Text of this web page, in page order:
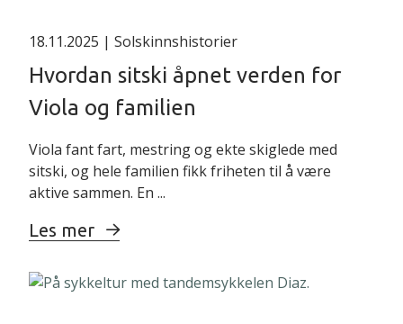
18.11.2025 | Solskinnshistorier
Hvordan sitski åpnet verden for
Viola og familien
Viola fant fart, mestring og ekte skiglede med
sitski, og hele familien fikk friheten til å være
aktive sammen. En ...
Les mer